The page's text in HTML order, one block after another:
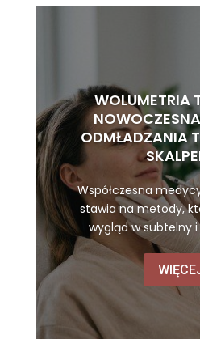
WOLUMETRIA
ODMŁADZANIA
Współczesna
stawia na metody,
wygląd w subtelny